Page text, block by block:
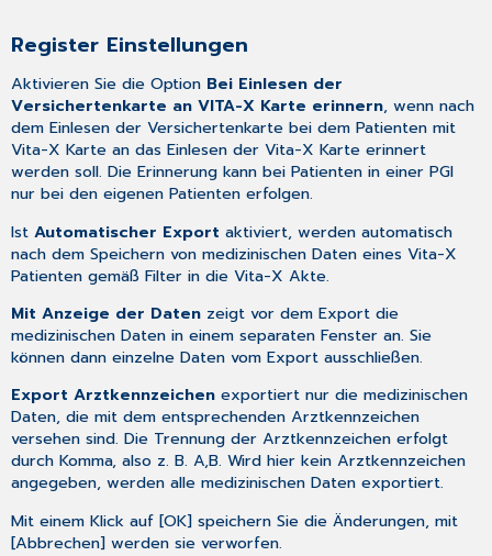
Register Einstellungen
Aktivieren Sie die Option Bei Einlesen der
Versichertenkarte an VITA-X Karte erinnern, wenn nach
dem Einlesen der Versichertenkarte bei dem Patienten mit
Vita-X Karte an das Einlesen der Vita-X Karte erinnert
werden soll. Die Erinnerung kann bei Patienten in einer PGI
nur bei den eigenen Patienten erfolgen.
IstAutomatischer Export aktiviert, werden automatisch
nach dem Speichern von medizinischen Daten eines Vita-X
Patienten gemäß Filter in die Vita-X Akte.
Mit Anzeige der Daten zeigt vor dem Export die
medizinischen Daten in einem separaten Fenster an. Sie
können dann einzelne Daten vom Export ausschließen.
Export Arztkennzeichen exportiert nur die medizinischen
Daten, die mit dem entsprechenden Arztkennzeichen
versehen sind. Die Trennung der Arztkennzeichen erfolgt
durch Komma, also z. B. A,B. Wird hier kein Arztkennzeichen
angegeben, werden alle medizinischen Daten exportiert.
Mit einem Klick auf [OK] speichern Sie die Änderungen, mit
[Abbrechen] werden sie verworfen.